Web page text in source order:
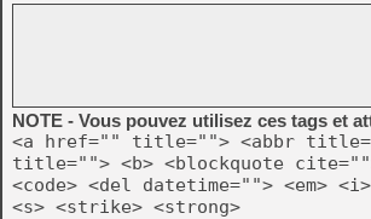
NOTE - Vous pouvez utilisez ces tags et
<a href="" title=""> <abbr
title=""> <b> <blockquote
<code> <del datetime=""> <em>
<s> <strike> <strong>